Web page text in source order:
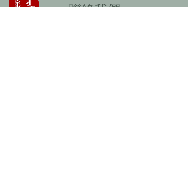
聯絡我們